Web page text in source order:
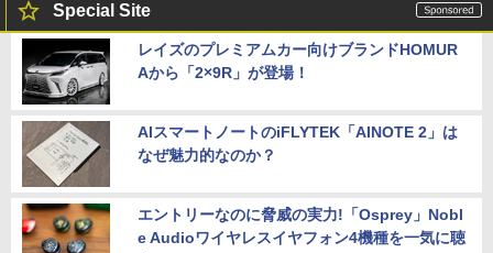
Special Site
レイズのプレミアムカー向けブランドHOMUR
Aから「2×9R」が登場！
AIスマートノートのiFLYTEK「AINOTE 2」は
なぜ魅力的なのか？
エントリーなのに脅威の実力!「Osprey」Nobl
e Audioワイヤレスイヤフォン4機種を一気に聴